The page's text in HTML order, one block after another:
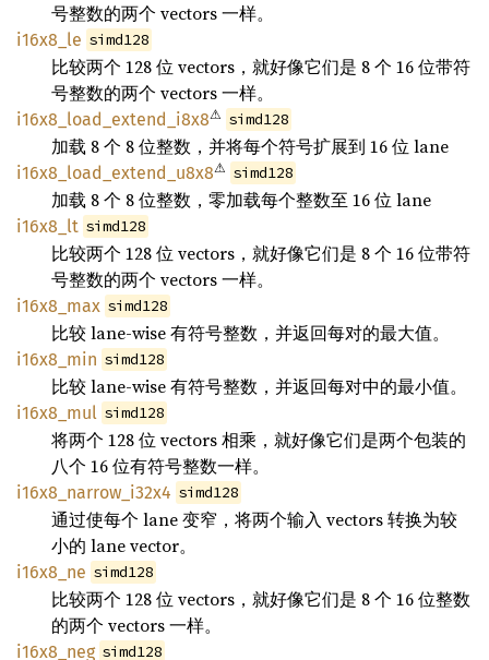
号整数的两个 vectors 一样。
i16x8_le simd128
比较两个 128 位 vectors，就好像它们是 8 个 16 位带符
号整数的两个 vectors 一样。
i16x8_load_extend_i8x8⚠ simd128
加载 8 个 8 位整数，并将每个符号扩展到 16 位 lane
i16x8_load_extend_u8x8⚠ simd128
加载 8 个 8 位整数，零加载每个整数至 16 位 lane
i16x8_lt simd128
比较两个 128 位 vectors，就好像它们是 8 个 16 位带符
号整数的两个 vectors 一样。
i16x8_max simd128
比较 lane-wise 有符号整数，并返回每对的最大值。
i16x8_min simd128
比较 lane-wise 有符号整数，并返回每对中的最小值。
i16x8_mul simd128
将两个 128 位 vectors 相乘，就好像它们是两个包装的
八个 16 位有符号整数一样。
i16x8_narrow_i32x4 simd128
通过使每个 lane 变窄，将两个输入 vectors 转换为较
小的 lane vector。
i16x8_ne simd128
比较两个 128 位 vectors，就好像它们是 8 个 16 位整数
的两个 vectors 一样。
i16x8_neg simd128